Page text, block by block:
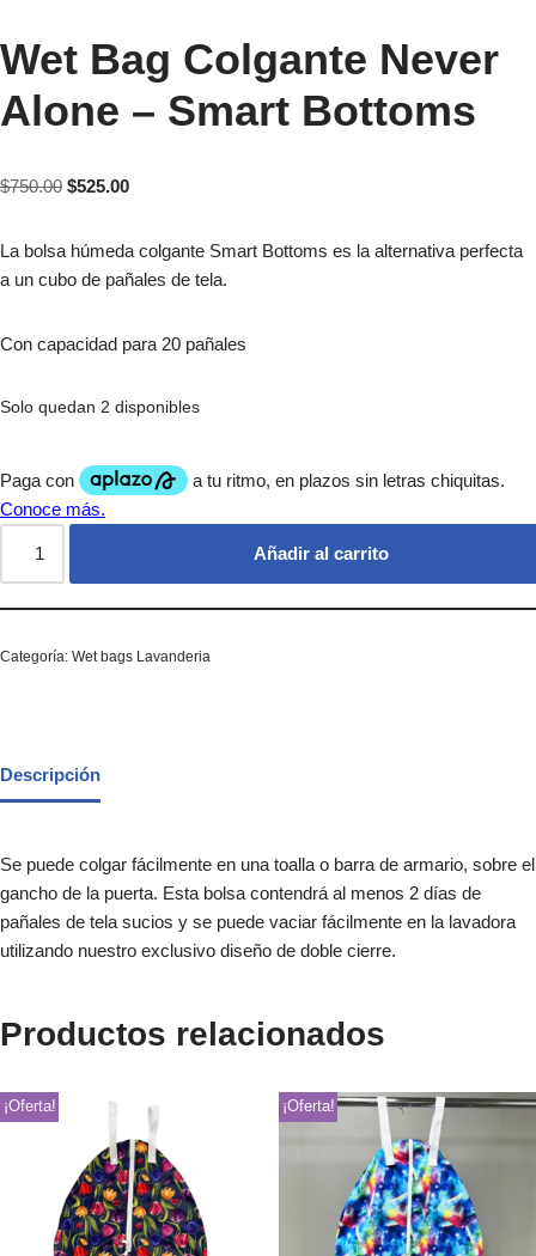
Wet Bag Colgante Never
Alone – Smart Bottoms
$750.00 $525.00
La bolsa húmeda colgante Smart Bottoms es la alternativa perfecta
a un cubo de pañales de tela.
Con capacidad para 20 pañales
Solo quedan 2 disponibles
Añadir al carrito
Categoría: Wet bags Lavanderia
Descripción
Se puede colgar fácilmente en una toalla o barra de armario, sobre el
gancho de la puerta. Esta bolsa contendrá al menos 2 días de
pañales de tela sucios y se puede vaciar fácilmente en la lavadora
utilizando nuestro exclusivo diseño de doble cierre.
Productos relacionados
¡Oferta! ¡Oferta!